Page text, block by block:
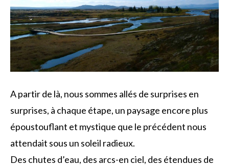
A partir de là, nous sommes allés de surprises en
surprises, à chaque étape, un paysage encore plus
époustouflant et mystique que le précédent nous
attendait sous un soleil radieux.
Des chutes d’eau, des arcs-en ciel, des étendues de